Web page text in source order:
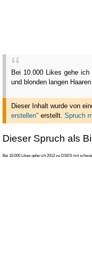
Bei 10.000 Likes gehe
und blonden langen
Dieser Inhalt wurde von
erstellen" erstellt. Spruch
Dieser Spruch als
Bei 10.000 Likes gehe ich 2012 zu DSDS mit